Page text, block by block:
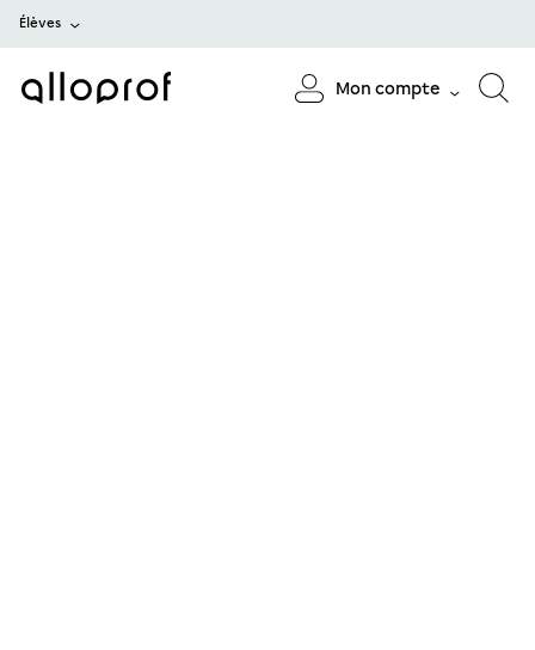
Élèves
Mon compte